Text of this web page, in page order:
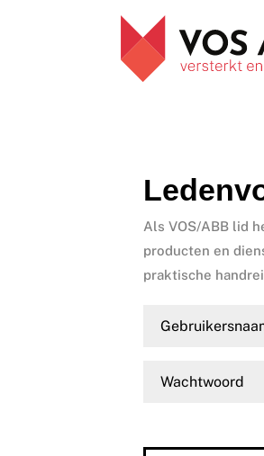
Als VOS/ABB lid
producten en
praktische